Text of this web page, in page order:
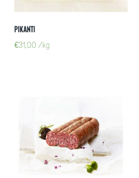
Pikanti
€31,00 /kg